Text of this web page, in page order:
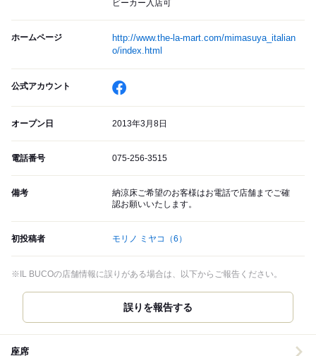
ビーカー入店可
ホームページ
http://www.the-la-mart.com/mimasuya_italian
o/index.html
公式アカウント
オープン日 2013年3月8日
電話番号 075-256-3515
備考
納涼床ご希望のお客様はお電話で店舗までご確
認お願いいたします。
初投稿者 モリノ ミヤコ （6）
※IL BUCOの店舗情報に誤りがある場合は、以下からご報告ください。
誤りを報告する
座席